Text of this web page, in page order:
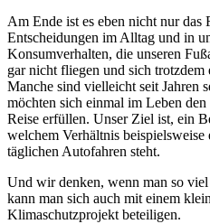
Am Ende ist es eben nicht nur das
Entscheidungen im Alltag und in
Konsumverhalten, die unseren
gar nicht fliegen und sich
Manche sind vielleicht seit Jahren
möchten sich einmal im Leben
Reise erfüllen. Unser Ziel ist, ein
welchem Verhältnis
täglichen Autofahren steht.
Und wir denken, wenn man so
kann man sich auch mit einem
Klimaschutzprojekt beteiligen.